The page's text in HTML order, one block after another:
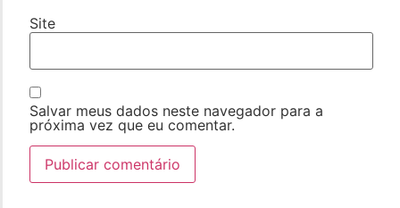
Site
Salvar meus dados neste navegador para a
próxima vez que eu comentar.